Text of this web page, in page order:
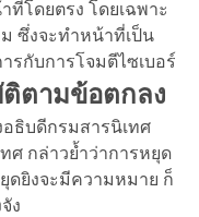
ที่โดยตรง โดยเฉพาะ
ซึ่งจะทำหน้าที่เป็น
รกับการโจมตีไซเบอร์
ตามข้อตกลง
ธิบดีกรมสารนิเทศ
ศ กล่าวย้ำว่าการหยุด
ดยิงจะมีความหมาย ก็
ง